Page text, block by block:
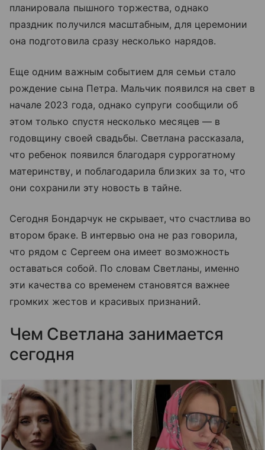
планировала пышного торжества, однако
праздник получился масштабным, для церемонии
она подготовила сразу несколько нарядов.
Еще одним важным событием для семьи стало
рождение сына Петра. Мальчик появился на свет в
начале 2023 года, однако супруги сообщили об
этом только спустя несколько месяцев — в
годовщину своей свадьбы. Светлана рассказала,
что ребенок появился благодаря суррогатному
материнству, и поблагодарила близких за то, что
они сохранили эту новость в тайне.
Сегодня Бондарчук не скрывает, что счастлива во
втором браке. В интервью она не раз говорила,
что рядом с Сергеем она имеет возможность
оставаться собой. По словам Светланы, именно
эти качества со временем становятся важнее
громких жестов и красивых признаний.
Чем Светлана занимается
сегодня